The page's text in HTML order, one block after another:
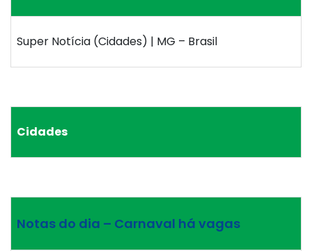
Super Notícia (Cidades) | MG – Brasil
Cidades
Notas do dia – Carnaval há vagas